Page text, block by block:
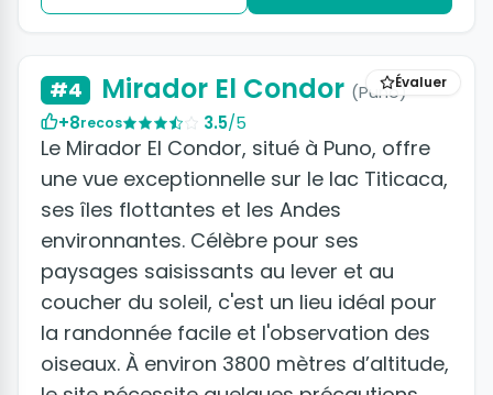
Évaluer
#4 Mirador El Condor (Puno)
+8recos 3.5/5
Le Mirador El Condor, situé à Puno, offre
une vue exceptionnelle sur le lac Titicaca,
ses îles flottantes et les Andes
environnantes. Célèbre pour ses
paysages saisissants au lever et au
coucher du soleil, c'est un lieu idéal pour
la randonnée facile et l'observation des
oiseaux. À environ 3800 mètres d’altitude,